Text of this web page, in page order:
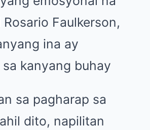
Faulkerson,
ina ay
kanyang buhay
sa pagharap sa
dito, napilitan